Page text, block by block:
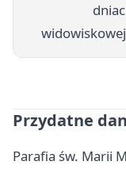
Przydatne
Parafia św. Marii